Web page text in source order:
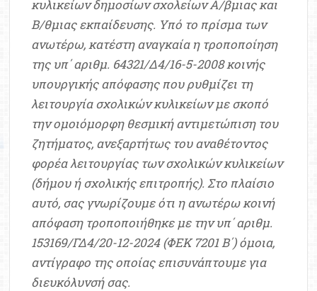
κυλικείων δημοσίων σχολείων Α/βμιας και
Β/θμιας εκπαίδευσης. Υπό το πρίσμα των
ανωτέρω, κατέστη αναγκαία η τροποποίηση
της υπ΄ αριθμ. 64321/Δ4/16-5-2008 κοινής
υπουργικής απόφασης που ρυθμίζει τη
λειτουργία σχολικών κυλικείων με σκοπό
την ομοιόμορφη θεσμική αντιμετώπιση του
ζητήματος, ανεξαρτήτως του αναθέτοντος
φορέα λειτουργίας των σχολικών κυλικείων
(δήμου ή σχολικής επιτροπής). Στο πλαίσιο
αυτό, σας γνωρίζουμε ότι η ανωτέρω κοινή
απόφαση τροποποιήθηκε με την υπ΄ αριθμ.
153169/ΓΔ4/20-12-2024 (ΦΕΚ 7201 Β΄) όμοια,
αντίγραφο της οποίας επισυνάπτουμε για
διευκόλυνσή σας.